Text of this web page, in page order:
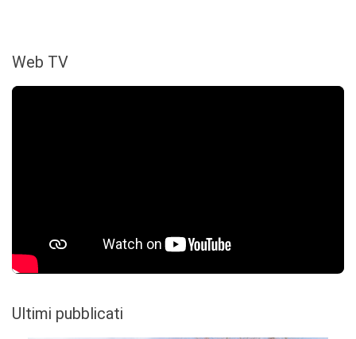
Web TV
Ultimi pubblicati